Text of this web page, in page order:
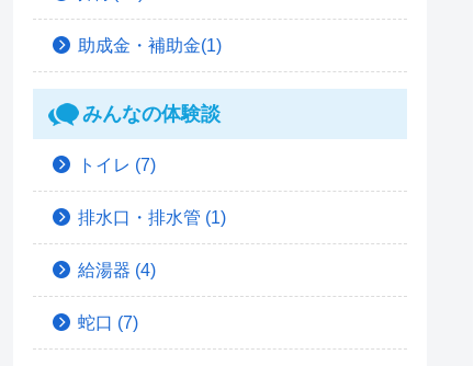
助成金・補助金(1)
みんなの体験談
トイレ (7)
排水口・排水管 (1)
給湯器 (4)
蛇口 (7)